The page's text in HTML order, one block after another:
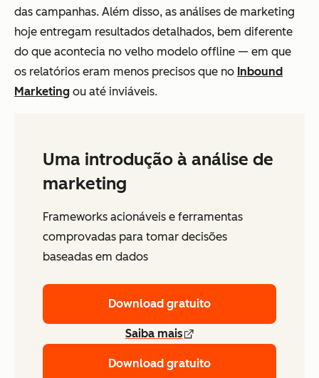
das campanhas. Além disso, as análises de marketing
hoje entregam resultados detalhados, bem diferente
do que acontecia no velho modelo offline — em que
os relatórios eram menos precisos que no Inbound
Marketing ou até inviáveis.
Uma introdução à análise de
marketing
Frameworks acionáveis e ferramentas
comprovadas para tomar decisões
baseadas em dados
Download gratuito
Saiba mais
Download gratuito